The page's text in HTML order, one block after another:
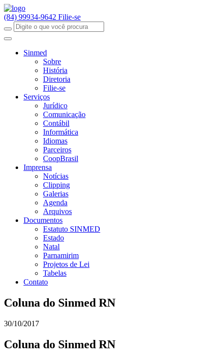
(84) 99934-9642 Filie-se
Sinmed
Sobre
História
Diretoria
Filie-se
Serviços
Jurídico
Comunicação
Contábil
Informática
Idiomas
Parceiros
CoopBrasil
Imprensa
Notícias
Clipping
Galerias
Agenda
Arquivos
Documentos
Estatuto SINMED
Estado
Natal
Parnamirim
Projetos de Lei
Tabelas
Contato
Coluna do Sinmed RN
30/10/2017
Coluna do Sinmed RN